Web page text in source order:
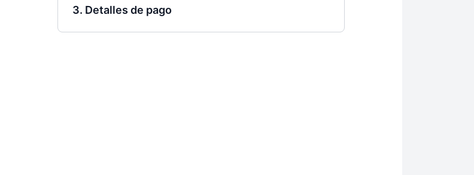
3. Detalles de pago